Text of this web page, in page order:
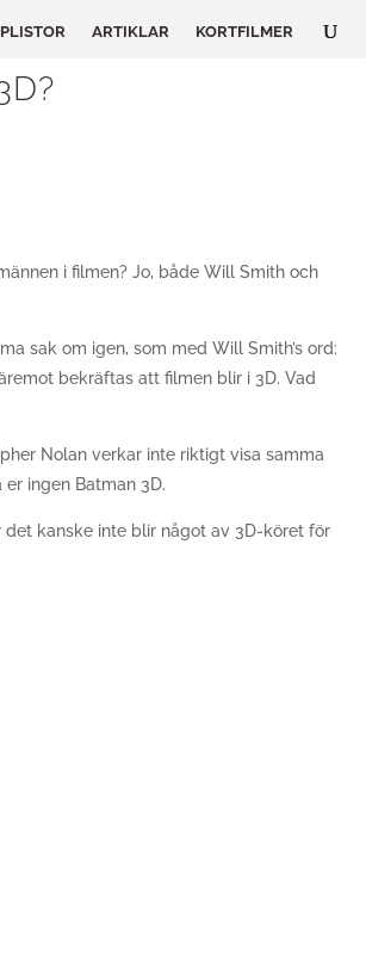
ARTIKLAR KORTFILMER
i filmen? Jo, både Will Smith och
sak om igen, som med Will Smith’s ord:
bekräftas att filmen blir i 3D. Vad
Nolan verkar inte riktigt visa samma
ingen Batman 3D.
kanske inte blir något av 3D-köret för